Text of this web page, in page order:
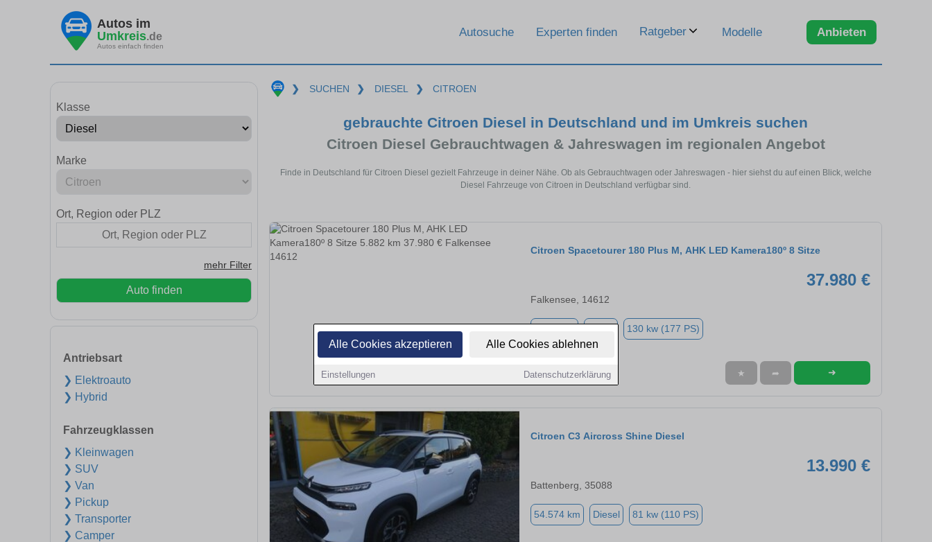
Alle Cookies akzeptieren Alle Cookies ablehnen
Einstellungen Datenschutzerklärung
Autos im
Umkreis.de
Autos einfach finden
Autosuche Experten finden Ratgeber Modelle Anbieten
Klasse
Marke
Ort, Region oder PLZ
mehr Filter
Auto finden
Antriebsart
❯ Elektroauto
❯ Hybrid
Fahrzeugklassen
❯ Kleinwagen
❯ SUV
❯ Van
❯ Pickup
❯ Transporter
❯ Camper
❯ SUCHEN ❯ DIESEL ❯ CITROEN
gebrauchte Citroen Diesel in Deutschland und im Umkreis suchen
Citroen Diesel Gebrauchtwagen & Jahreswagen im regionalen Angebot
Finde in Deutschland für Citroen Diesel gezielt Fahrzeuge in deiner Nähe. Ob als Gebrauchtwagen oder Jahreswagen - hier siehst du auf einen Blick, welche
Diesel Fahrzeuge von Citroen in Deutschland verfügbar sind.
Citroen Spacetourer 180 Plus M, AHK LED Kamera180º 8 Sitze
37.980 €
Falkensee, 14612
130 kw (177 PS)
★ ➦ ➜
Citroen C3 Aircross Shine Diesel
13.990 €
Battenberg, 35088
54.574 km Diesel 81 kw (110 PS)